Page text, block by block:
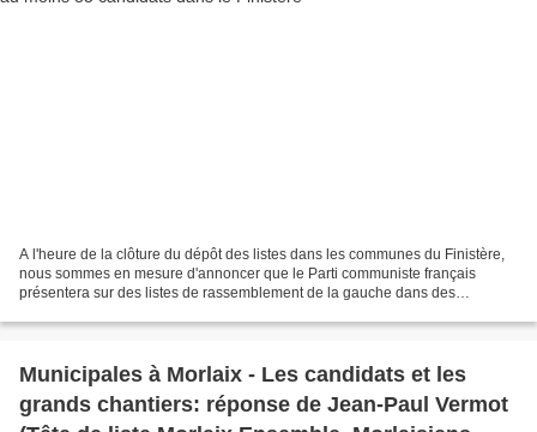
A l'heure de la clôture du dépôt des listes dans les communes du Finistère,
nous sommes en mesure d'annoncer que le Parti communiste français
présentera sur des listes de rassemblement de la gauche dans des
Municipales à Morlaix - Les candidats et les
grands chantiers: réponse de Jean-Paul Vermot